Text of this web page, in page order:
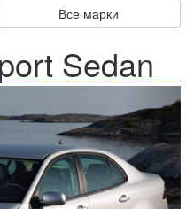
Все марки
Sedan